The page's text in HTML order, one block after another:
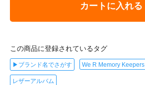
カートに入れる
この商品に登録されているタグ
▶ブランド名でさがす We R Memory Keepers
レザーアルバム